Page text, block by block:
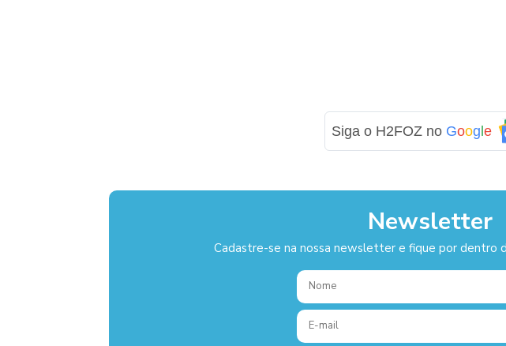
Siga o H2FOZ no Goog le
Newsletter
Cadastre-se na nossa newsletter e fique por dentro